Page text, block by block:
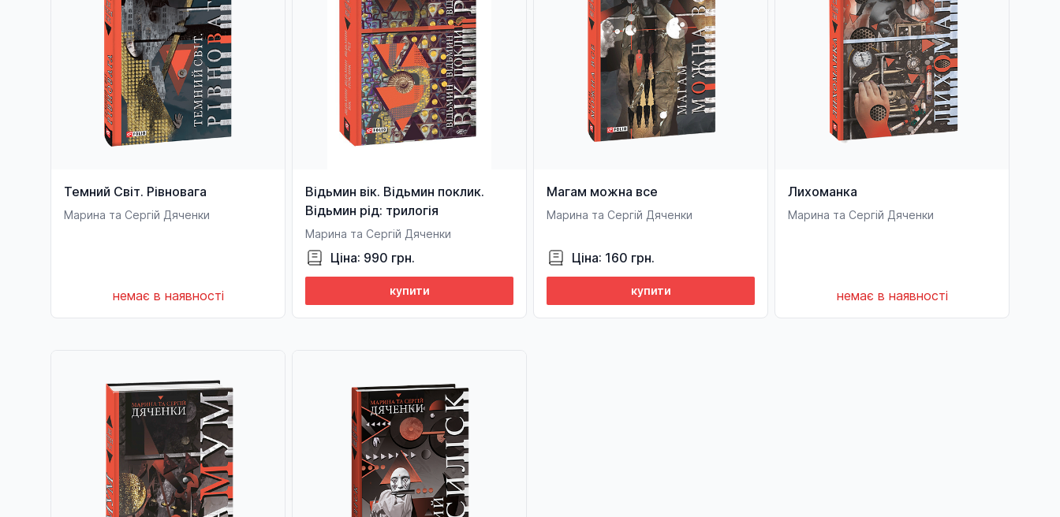
Темний Світ. Рівновага
Марина та Сергій Дяченки
немає в наявності
Відьмин вік. Відьмин поклик.
Відьмин рід: трилогія
Марина та Сергій Дяченки
Ціна: 990 грн.
купити
Магам можна все
Марина та Сергій Дяченки
Ціна: 160 грн.
купити
Лихоманка
Марина та Сергій Дяченки
немає в наявності